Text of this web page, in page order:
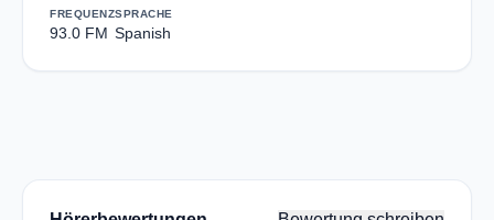
FREQUENZ
93.0 FM
SPRACHE
Spanish